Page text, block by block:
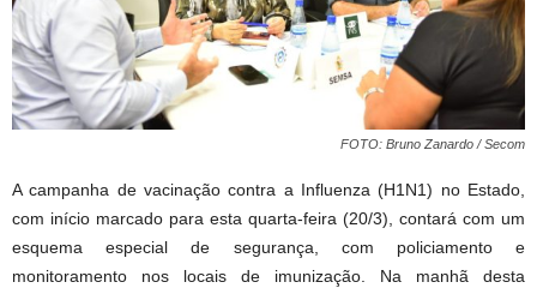
FOTO: Bruno Zanardo / Secom
A campanha de vacinação contra a Influenza (H1N1) no Estado,
com início marcado para esta quarta-feira (20/3), contará com um
esquema especial de segurança, com policiamento e
monitoramento nos locais de imunização. Na manhã desta